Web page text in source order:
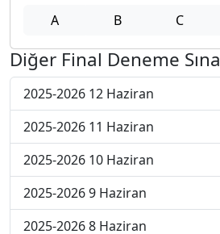
A B C
Diğer Final Deneme
2025-2026 12 Haziran
2025-2026 11 Haziran
2025-2026 10 Haziran
2025-2026 9 Haziran
2025-2026 8 Haziran